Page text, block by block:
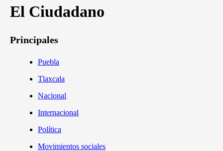
El Ciudadano
Principales
Puebla
Tlaxcala
Nacional
Internacional
Política
Movimientos sociales